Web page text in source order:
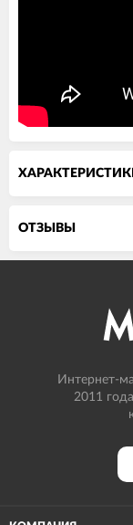
ОТЗЫВЫ
Интернет-
2011